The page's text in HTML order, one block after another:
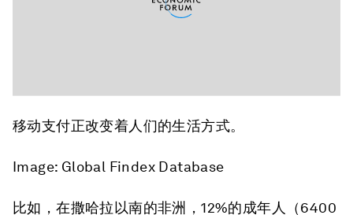
移动支付正改变着人们的生活方式。
Image: Global Findex Database
比如，在撒哈拉以南的非洲，12%的成年人（6400